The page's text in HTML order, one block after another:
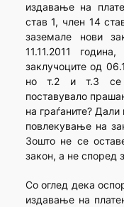
издавање на
став 1, член 14
заземале нови
11.11.2011
заклучоците од
но т.2 и т.3 се
поставувало
на граѓаните?
повлекување на
Зошто не се
закон, а не според
Со оглед дека
издавање на